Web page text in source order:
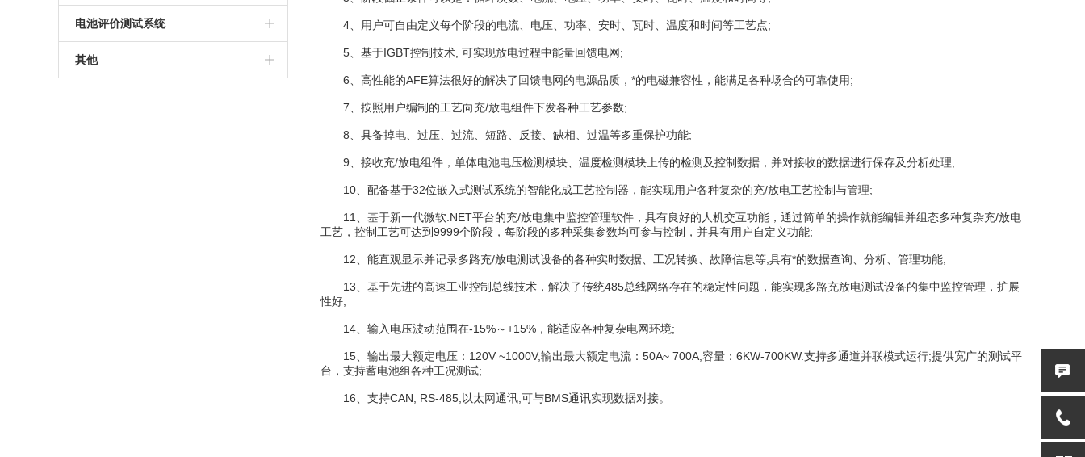
微区扫描电化学工作站
电池评价测试系统
其他
4、用户可自由定义每个阶段的电流、电压、功率、安时、瓦时、温度和时间等工艺点;
5、基于IGBT控制技术, 可实现放电过程中能量回馈电网;
6、高性能的AFE算法很好的解决了回馈电网的电源品质，*的电磁兼容性，能满足各种场合的可靠使用;
7、按照用户编制的工艺向充/放电组件下发各种工艺参数;
8、具备掉电、过压、过流、短路、反接、缺相、过温等多重保护功能;
9、接收充/放电组件，单体电池电压检测模块、温度检测模块上传的检测及控制数据，并对接收的数据进行保存及分析处理;
10、配备基于32位嵌入式测试系统的智能化成工艺控制器，能实现用户各种复杂的充/放电工艺控制与管理;
11、基于新一代微软.NET平台的充/放电集中监控管理软件，具有良好的人机交互功能，通过简单的操作就能编辑并组态多种复杂充/放电
工艺，控制工艺可达到9999个阶段，每阶段的多种采集参数均可参与控制，并具有用户自定义功能;
12、能直观显示并记录多路充/放电测试设备的各种实时数据、工况转换、故障信息等;具有*的数据查询、分析、管理功能;
13、基于先进的高速工业控制总线技术，解决了传统485总线网络存在的稳定性问题，能实现多路充放电测试设备的集中监控管理，扩展
性好;
14、输入电压波动范围在-15%～+15%，能适应各种复杂电网环境;
15、输出最大额定电压：120V ~1000V,输出最大额定电流：50A~ 700A,容量：6KW-700KW.支持多通道并联模式运行;提供宽广的测试平
台，支持蓄电池组各种工况测试;
16、支持CAN, RS-485,以太网通讯,可与BMS通讯实现数据对接。